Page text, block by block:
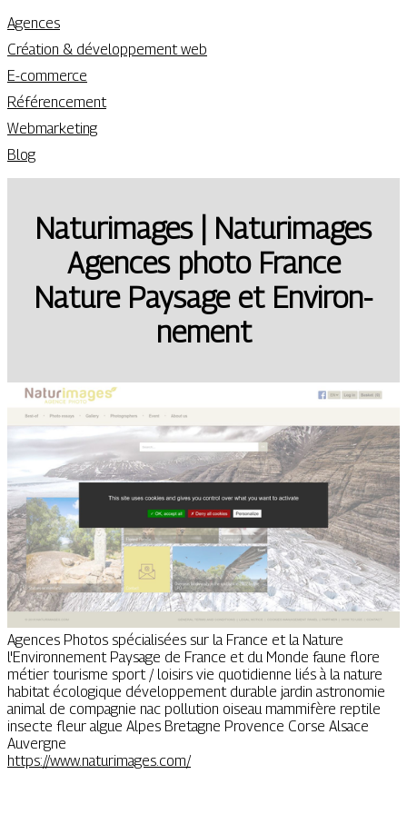
Agences
Création & développement web
E-commerce
Référencement
Webmarketing
Blog
Naturimages | Naturimages
Agences photo France
Nature Paysage et En­viron­
ne­ment
Agences Photos spécialisées sur la France et la Nature
l'Environnement Paysage de France et du Monde faune flore
métier tourisme sport / loisirs vie quotidienne liés à la nature
habitat écologique développement durable jardin astronomie
animal de compagnie nac pollution oiseau mammifère reptile
insecte fleur algue Alpes Bretagne Provence Corse Alsace
Auvergne
https://www.naturimages.com/